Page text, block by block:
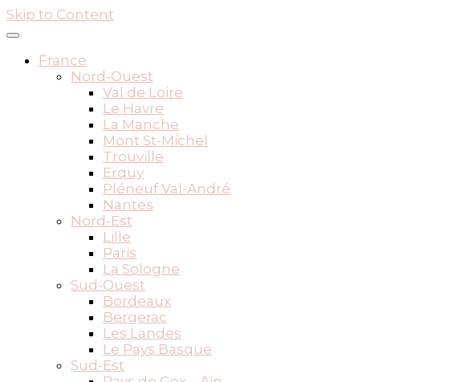
Skip to Content
France
Nord-Ouest
Val de Loire
Le Havre
La Manche
Mont St-Michel
Trouville
Erquy
Pléneuf Val-André
Nantes
Nord-Est
Lille
Paris
La Sologne
Sud-Ouest
Bordeaux
Bergerac
Les Landes
Le Pays Basque
Sud-Est